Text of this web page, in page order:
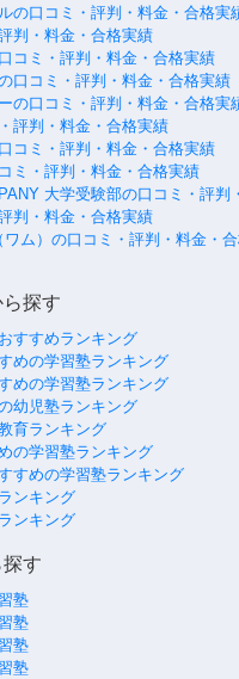
の口コミ・評判・料金・合格実
判・料金・合格実績
コミ・評判・料金・合格実績
口コミ・評判・料金・合格実績
の口コミ・評判・料金・合格実
評判・料金・合格実績
コミ・評判・料金・合格実績
ミ・評判・料金・合格実績
大学受験部の口コミ・評判
判・料金・合格実績
ム）の口コミ・評判・料金・
探す
すすめランキング
めの学習塾ランキング
めの学習塾ランキング
幼児塾ランキング
育ランキング
の学習塾ランキング
すめの学習塾ランキング
ンキング
ンキング
す
塾
塾
塾
塾